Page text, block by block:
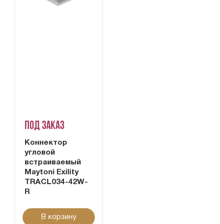
Под заказ
Коннектор
угловой
встраиваемый
Maytoni Exility
TRACL034-42W-
R
В корзину